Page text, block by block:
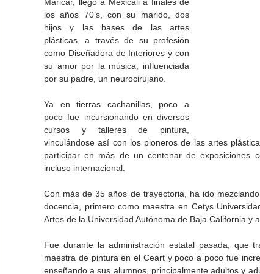
los años 70’s, con su marido, dos
hijos y las bases de las artes
plásticas, a través de su profesión
como Diseñadora de Interiores y con
su amor por la música, influenciada
por su padre, un neurocirujano.
Ya en tierras cachanillas, poco a
poco fue incursionando en diversos
cursos y talleres de pintura,
vinculándose así con los pioneros de las artes
participar en más de un centenar de exposiciones
incluso internacional.
Con más de 35 años de trayectoria, ha ido
docencia, primero como maestra en Cetys
Artes de la Universidad Autónoma de Baja California y
Fue durante la administración estatal pasada, que
maestra de pintura en el Ceart y poco a poco fue
enseñando a sus alumnos, principalmente adultos y
CETYS prepara la edición
2026 de la Feria de Arte
Internacional 'Sinergia'
Presenta Heras 'Una de
tantas'